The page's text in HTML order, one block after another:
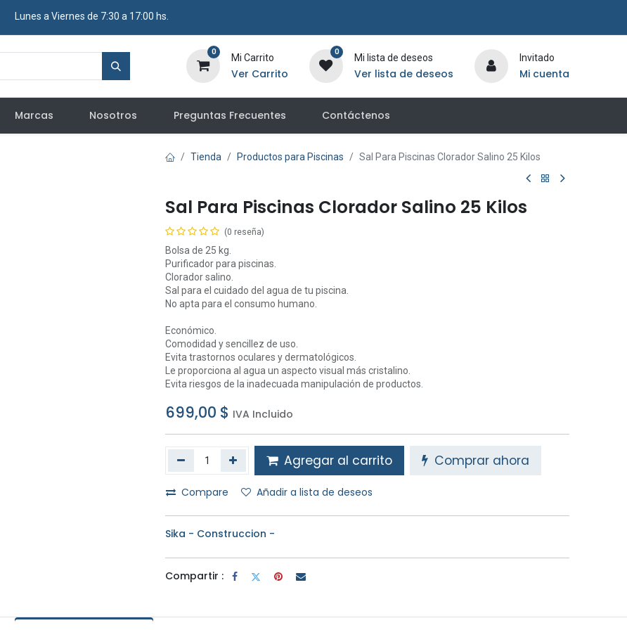
​ Lunes a Viernes de 7:30 a 17:00 hs.
0
Mi Carrito
Ver Carrito
0
Mi lista de deseos
Ver lista de deseos
Invitado
Mi cuenta
Marcas Nosotros Preguntas Frecuentes Contáctenos
Tienda Productos para Piscinas Sal Para Piscinas Clorador Salino 25 Kilos
Sal Para Piscinas Clorador Salino 25 Kilos
(0 reseña)
Bolsa de 25 kg.
Purificador para piscinas.
Clorador salino.
Sal para el cuidado del agua de tu piscina.
No apta para el consumo humano.
Económico.
Comodidad y sencillez de uso.
Evita trastornos oculares y dermatológicos.
Le proporciona al agua un aspecto visual más cristalino.
Evita riesgos de la inadecuada manipulación de productos.
699,00 $ IVA Incluido
Agregar al carrito Comprar ahora
Compare Añadir a lista de deseos
Sika - Construccion -
Compartir :